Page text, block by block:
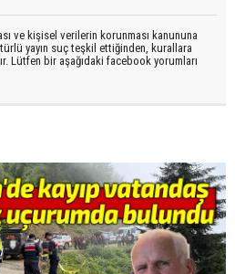
ve kişisel verilerin korunması kanununa
yayın suç teşkil ettiğinden, kurallara
Lütfen bir aşağıdaki facebook yorumları